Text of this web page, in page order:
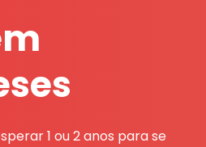
1 ou 2 anos para se